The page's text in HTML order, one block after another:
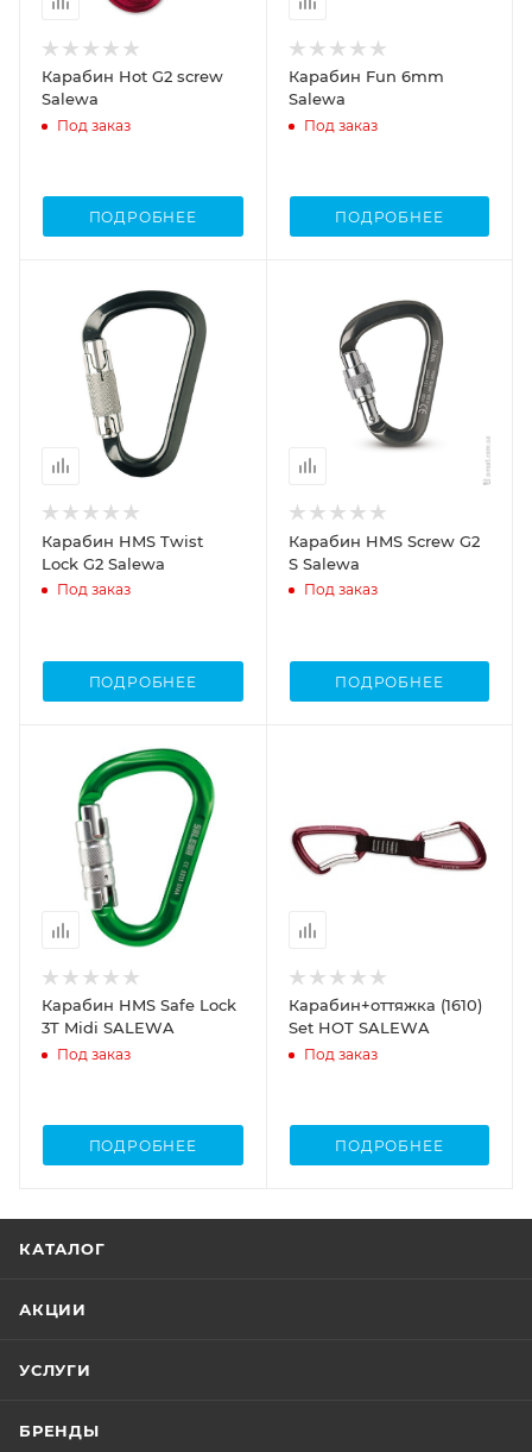
Карабин Hot G2 screw
Salewa
Под заказ
ПОДРОБНЕЕ
Карабин Fun 6mm
Salewa
Под заказ
ПОДРОБНЕЕ
Карабин HMS Twist
Lock G2 Salewa
Под заказ
ПОДРОБНЕЕ
Карабин HMS Screw G2
S Salewa
Под заказ
ПОДРОБНЕЕ
Карабин HMS Safe Lock
3T Midi SALEWA
Под заказ
ПОДРОБНЕЕ
Карабин+оттяжка (1610)
Set HOT SALEWA
Под заказ
ПОДРОБНЕЕ
КАТАЛОГ
АКЦИИ
УСЛУГИ
БРЕНДЫ